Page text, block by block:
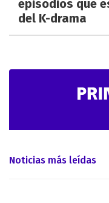
episodios que
del K-drama
Noticias más leídas